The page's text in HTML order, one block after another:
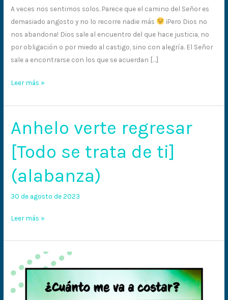
A veces nos sentimos solos. Parece que el camino del Señor es
demasiado angosto y no lo recorre nadie más
¡Pero Dios no
nos abandona! Dios sale al encuentro del que hace justicia, no
por obligación o por miedo al castigo, sino con alegría. El Señor
sale a encontrarse con los que se acuerdan […]
Leer más »
Anhelo verte regresar
[Todo se trata de ti]
(alabanza)
30 de agosto de 2023
Anhelo
verte
regresar
[Todo
se
trata
de
Leer más »
Deshecha
las
falsas
riquezas